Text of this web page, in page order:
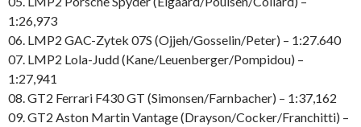
1:26,973
06. LMP2 GAC-Zytek 07S (Ojjeh/Gosselin/Peter) – 1:27.640
07. LMP2 Lola-Judd (Kane/Leuenberger/Pompidou) –
1:27,941
08. GT2 Ferrari F430 GT (Simonsen/Farnbacher) – 1:37,162
09. GT2 Aston Martin Vantage (Drayson/Cocker/Franchitti) –